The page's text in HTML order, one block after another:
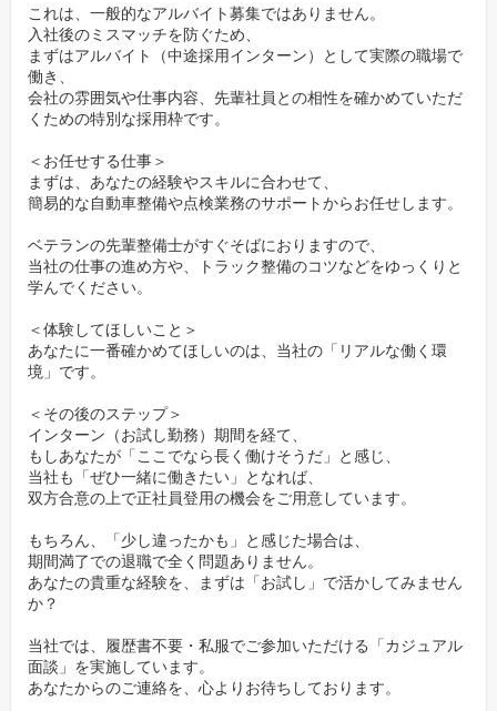
あり、決まった車種のルーティンワークでは得られない幅広い知
識と経験を積むことができます。また、業界団体が主催する最新
技術の研修や、整備主任者・検査員研修へも出勤扱いで参加可
能。あなたの「もっとうまくなりたい」「新しい技術を学びた
い」という意欲を、会社が費用面でも時間面でも全面的にバック
✨揺るぎない安定基盤のもとで、安心してキャリアを
私たちは、運送、板金塗装、レンタカーなど多角的な事業を展開
する「岡沢グループ」の一員です。顧客の9割が法人であり、長年
にわたる信頼関係を築いているため、景気の波に左右されにくい
安定した経営基盤を誇ります。社員の定着率が良いのも、こうし
た安定性に加え、社員一人ひとりを大切にする社風があるからこ
そ。腰を据えて技術を磨き、長期的な視点であなたのキャリアプ
ランを実現できる場所がここにあります。
東京23区からの移住者には最大100万円の支援金制度もあり、新し
い土地での再スタートも応援します。
✨社員の成長を本気で応援する、充実の支援制度
社員の成長は会社の財産であると考え、スキルアップ支援には特
に力を入れています。自動車検査員の資格取得にかかる費用は、
会社が全額負担。あなたのキャリアアップを力強く後押ししま
す。さらに、3年以上勤務した社員には、大型免許など業務に必要
な運転免許の取得費用も支援する制度があります（条件あり）。
これは、一般的なアルバイト募集ではありません。
入社後のミスマッチを防ぐため、
まずはアルバイト（中途採用インターン）として実際の職場で
働き、
会社の雰囲気や仕事内容、先輩社員との相性を確かめていただ
くための特別な採用枠です。
＜お任せする仕事＞
まずは、あなたの経験やスキルに合わせて、
簡易的な自動車整備や点検業務のサポートからお任せします。
ベテランの先輩整備士がすぐそばにおりますので、
当社の仕事の進め方や、トラック整備のコツなどをゆっくりと
学んでください。
＜体験してほしいこと＞
あなたに一番確かめてほしいのは、当社の「リアルな働く環
境」です。
＜その後のステップ＞
インターン（お試し勤務）期間を経て、
もしあなたが「ここでなら長く働けそうだ」と感じ、
当社も「ぜひ一緒に働きたい」となれば、
双方合意の上で正社員登用の機会をご用意しています。
もちろん、「少し違ったかも」と感じた場合は、
期間満了での退職で全く問題ありません。
あなたの貴重な経験を、まずは「お試し」で活かしてみません
か？
当社では、履歴書不要・私服でご参加いただける「カジュアル
面談」を実施しています。
あなたからのご連絡を、心よりお待ちしております。